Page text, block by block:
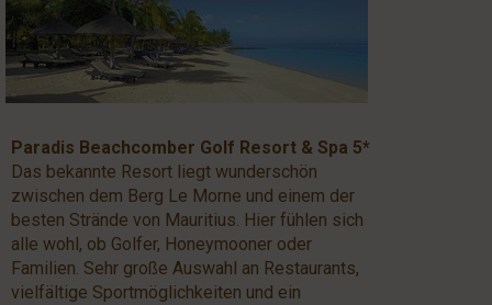
Paradis Beachcomber Golf Resort & Spa 5*
Das bekannte Resort liegt wunderschön
zwischen dem Berg Le Morne und einem der
besten Strände von Mauritius. Hier fühlen sich
alle wohl, ob Golfer, Honeymooner oder
Familien. Sehr große Auswahl an Restaurants,
vielfältige Sportmöglichkeiten und ein